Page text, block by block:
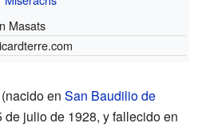
Masats
(nacido en San Baudilio de
de julio de 1928, y fallecido en